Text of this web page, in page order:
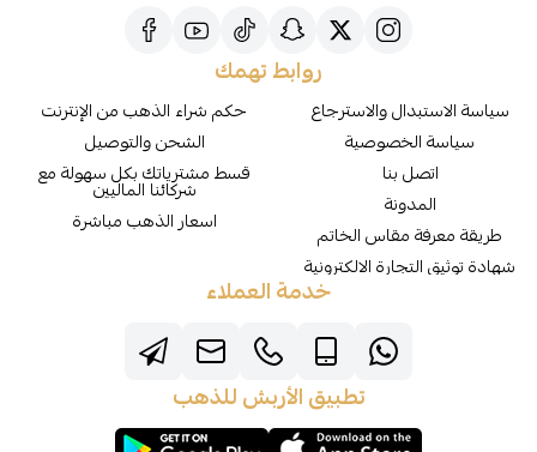
روابط تهمك
سياسة الاستبدال والاسترجاع
سياسة الخصوصية
اتصل بنا
المدونة
طريقة معرفة مقاس الخاتم
شهادة توثيق التجارة الالكترونية
حكم شراء الذهب من الإنترنت
الشحن والتوصيل
قسط مشترياتك بكل سهولة مع
شركائنا الماليين
اسعار الذهب مباشرة
خدمة العملاء
تطبيق الأربش للذهب